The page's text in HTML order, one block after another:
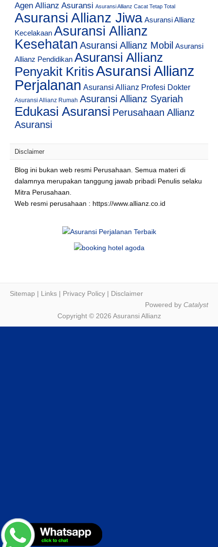
Agen Allianz Asuransi Asuransi Allianz Cacat Tetap Total
Asuransi Allianz Jiwa Asuransi Allianz
Kecelakaan Asuransi Allianz
Kesehatan Asuransi Allianz Mobil Asuransi
Allianz Pendidikan Asuransi Allianz
Penyakit KritisAsuransi Allianz
Perjalanan Asuransi Allianz Profesi Dokter
Asuransi Allianz Rumah Asuransi Allianz Syariah
Edukasi Asuransi Perusahaan Allianz
Asuransi
Disclaimer
Blog ini bukan web resmi Perusahaan. Semua materi di
dalamnya merupakan tanggung jawab pribadi Penulis selaku
Mitra Perusahaan.
Web resmi perusahaan : https://www.allianz.co.id
Sitemap | Links | Privacy Policy | Disclaimer
Powered by Catalyst
Copyright © 2026 Asuransi Allianz